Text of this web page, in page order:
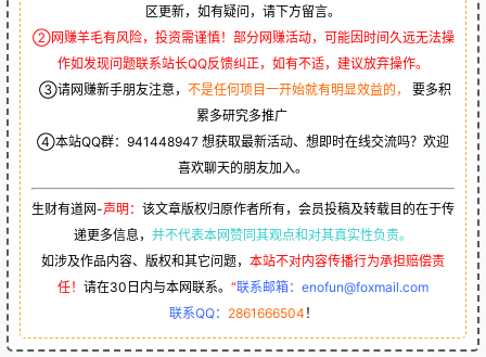
区更新，如有疑问，请下方留言。
②网赚羊毛有风险，投资需谨慎！部分网赚活动，可能因时间久远无法操
作如发现问题联系站长QQ反馈纠正，如有不适，建议放弃操作。
③请网赚新手朋友注意， 不是任何项目一开始就有明显效益的，
要多积
累多研究多推广
④本站QQ群： 941448947 想获取最新活动、想即时在线交流吗？欢迎
喜欢聊天的朋友加入。
生财有道网-声明： 该文章版权归原作者所有，会员投稿及转载目的在于传
递更多信息， 并不代表本网赞同其观点和对其真实性负责。
如涉及作品内容、版权和其它问题， 本站不对内容传播行为承担赔偿责
任！ 请在30日内与本网联系。 “联系邮箱：enofun@foxmail.com
联系QQ： 2861666504 ！